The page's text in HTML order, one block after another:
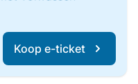
Koop e-ticket